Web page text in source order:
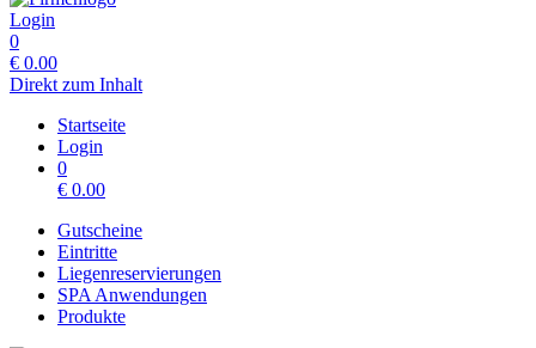
Login
0
€ 0.00
Direkt zum Inhalt
Startseite
Login
0
€ 0.00
Gutscheine
Eintritte
Liegenreservierungen
SPA Anwendungen
Produkte